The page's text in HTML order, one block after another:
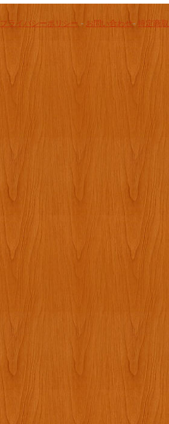
プライバシーポリシー - お問い合わせ- 特定商